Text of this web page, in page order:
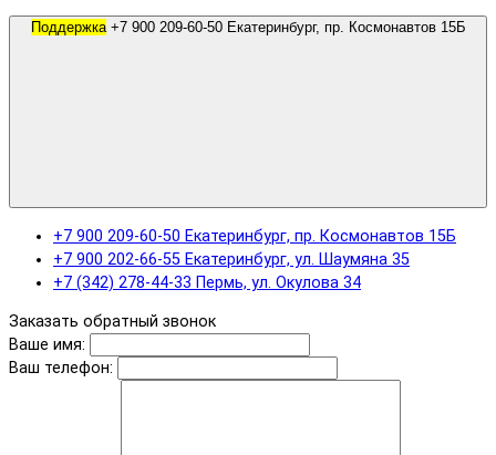
Поддержка
+7 900 209-60-50 Екатеринбург, пр. Космонавтов 15Б
+7 900 202-66-55 Екатеринбург, ул. Шаумяна 35
+7 (342) 278-44-33 Пермь, ул. Окулова 34
Заказать обратный звонок
Ваше имя:
Ваш телефон: